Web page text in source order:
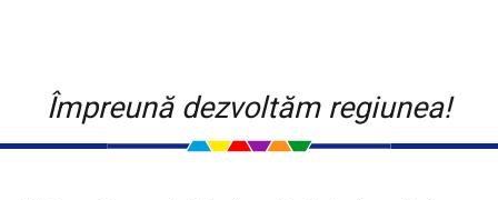
Împreună dezvoltăm regiunea!